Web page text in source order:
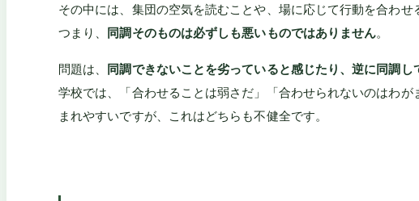
その中には、集団の空気を読むことや、場に応じて行動を合わせ
つまり、
同調そのものは必ずしも悪いものではありません。
問題は、 同調できないことを劣っていると感じたり、逆に同調
学校では、「合わせることは弱さだ」「合わせられないのはわ
まれやすいですが、これはどちらも不健全です。